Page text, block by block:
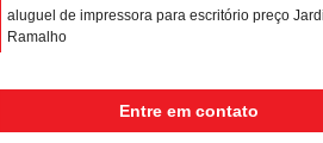
aluguel de impressora para escritório preço
Ramalho
Entre em contato